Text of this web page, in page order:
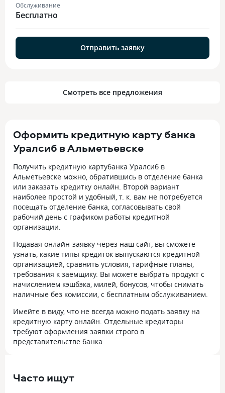
Обслуживание
Бесплатно
Отправить заявку
Смотреть все предложения
Оформить кредитную карту банка
Уралсиб в Альметьевске
Получить кредитную картубанка Уралсиб в
Альметьевске можно, обратившись в отделение банка
или заказать кредитку онлайн. Второй вариант
наиболее простой и удобный, т. к. вам не потребуется
посещать отделение банка, согласовывать свой
рабочий день с графиком работы кредитной
организации.
Подавая онлайн-заявку через наш сайт, вы сможете
узнать, какие типы кредиток выпускаются кредитной
организацией, сравнить условия, тарифные планы,
требования к заемщику. Вы можете выбрать продукт с
начислением кэшбэка, милей, бонусов, чтобы снимать
наличные без комиссии, с бесплатным обслуживанием.
Имейте в виду, что не всегда можно подать заявку на
кредитную карту онлайн. Отдельные кредиторы
требуют оформления заявки строго в
представительстве банка.
Часто ищут